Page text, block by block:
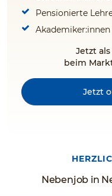
Pensionierte
Akademiker:innen
Jetzt
beim
Jetzt
Nebenjob in